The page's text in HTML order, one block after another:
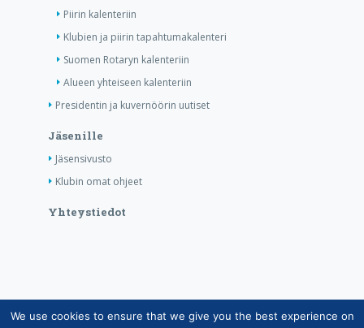
Piirin kalenteriin
Klubien ja piirin tapahtumakalenteri
Suomen Rotaryn kalenteriin
Alueen yhteiseen kalenteriin
Presidentin ja kuvernöörin uutiset
Jäsenille
Jäsensivusto
Klubin omat ohjeet
Yhteystiedot
Copyright © Suomen Rotarypalvelu ry 2026 |
We use cookies to ensure that we give you the best experience on